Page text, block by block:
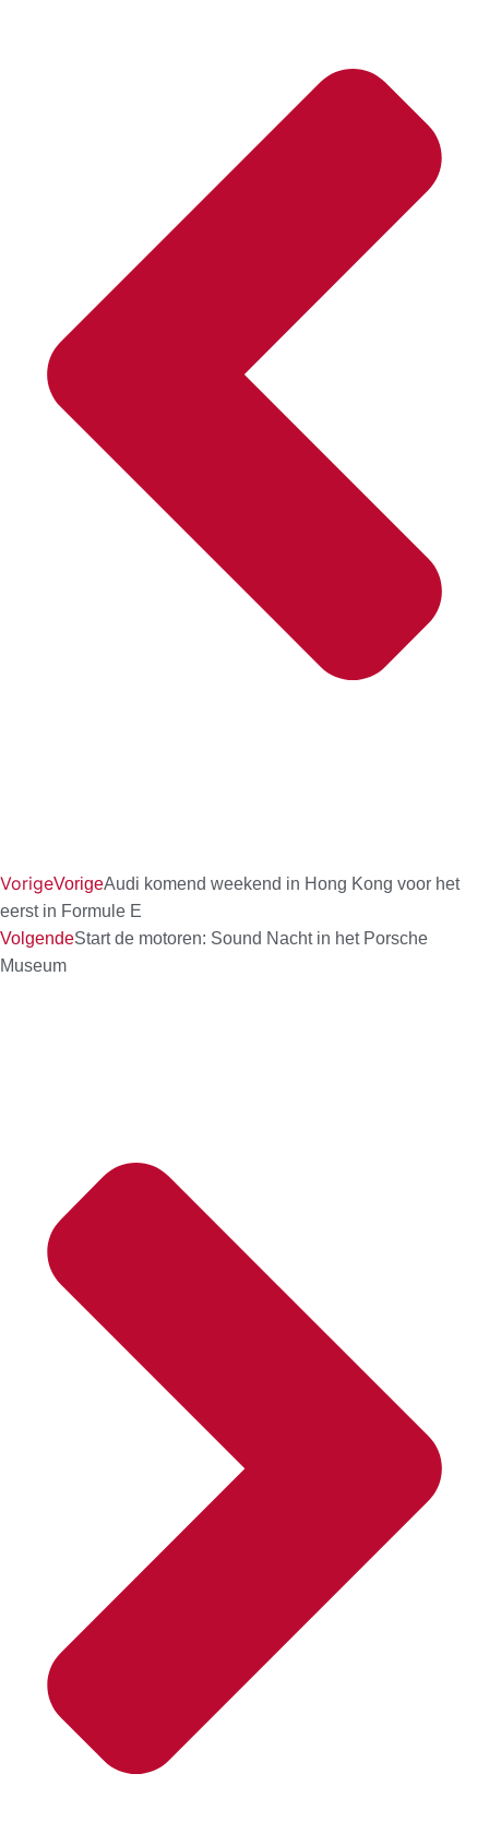
VorigeVorigeAudi komend weekend in Hong Kong voor het
eerst in Formule E
VolgendeStart de motoren: Sound Nacht in het Porsche
Museum